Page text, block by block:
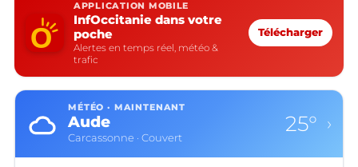
APPLICATION MOBILE
InfOccitanie dans votre
poche
Alertes en temps réel, météo &
trafic
Télécharger
MÉTÉO · MAINTENANT
Aude
Carcassonne · Couvert
25° ›